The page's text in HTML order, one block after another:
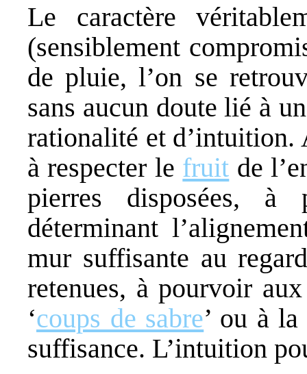
Le caractère
(sensiblement
de pluie, l’on se
sans aucun doute lié à
rationalité et d’intuition.
à respecter le fruit de
pierres disposées, à
déterminant
mur suffisante au
retenues, à pourvoir
‘coups de sabre’ ou à
suffisance. L’intuition